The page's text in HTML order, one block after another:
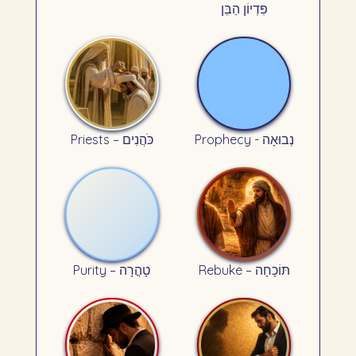
פִּדְיוֹן הַבֵּן
Priests – כֹּהֲנִים Prophecy - נְבוּאָה
Purity – טָהֳרָה Rebuke – תּוֹכָחָה